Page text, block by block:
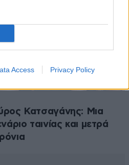
Access Privacy Policy
Κατσαγάνης: Μια
ταινίας και μετρά